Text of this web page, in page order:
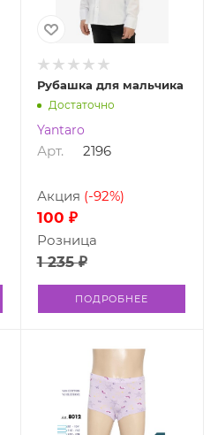
Рубашка для мальчика
Достаточно
Yantaro
Арт. 2196
100 ₽
Акция (-92%)
1 235 ₽
Розница
ПОДРОБНЕЕ